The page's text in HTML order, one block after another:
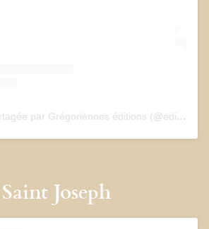
Une publication partagée par Grégoriennes éditions (@edition_gregoriennes)
Joseph